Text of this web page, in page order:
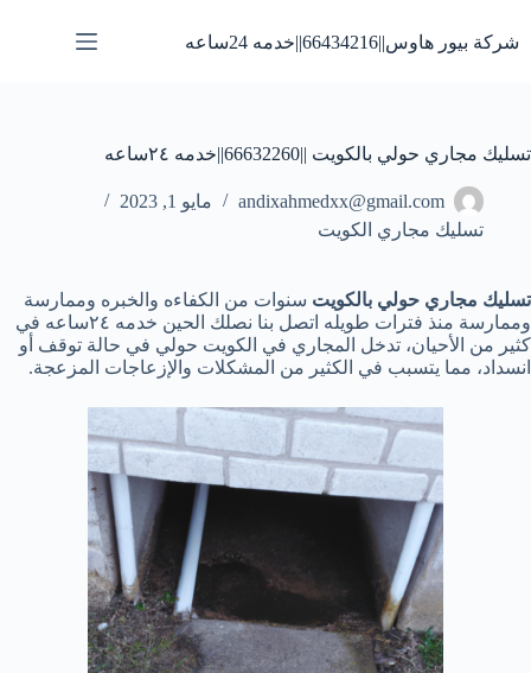
إلى
المحتوى
شركة بيور هاوس||66434216||خدمه 24ساعه
تسليك مجاري حولي بالكويت ||66632260||خدمه ٢٤ساعه
andixahmedxx@gmail.com
مايو 1, 2023
تسليك مجاري الكويت
تسليك مجاري حولي بالكويت سنوات من الكفاءه والخبره وممارسة
وممارسة منذ فترات طويله اتصل بنا نصلك الحين خدمه ٢٤ساعه في
كثير من الأحيان، تدخل المجاري في الكويت حولي في حالة توقف أو
انسداد، مما يتسبب في الكثير من المشكلات والإزعاجات المزعجة.